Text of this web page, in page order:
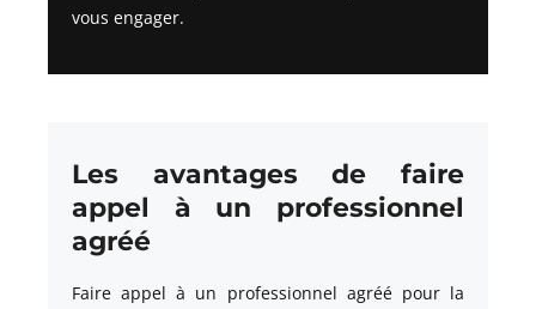
vous engager.
Les avantages de faire
appel à un professionnel
agréé
Faire appel à un professionnel agréé pour la